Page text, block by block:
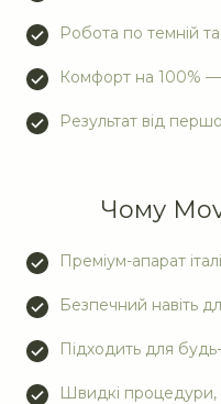
Робота по темній та
Комфорт на 100%
Результат від
Чому
Преміум-апарат
Безпечний навіть
Підходить для
Швидкі процедури,